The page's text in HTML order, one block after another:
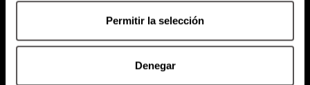
Permitir la selección
Denegar